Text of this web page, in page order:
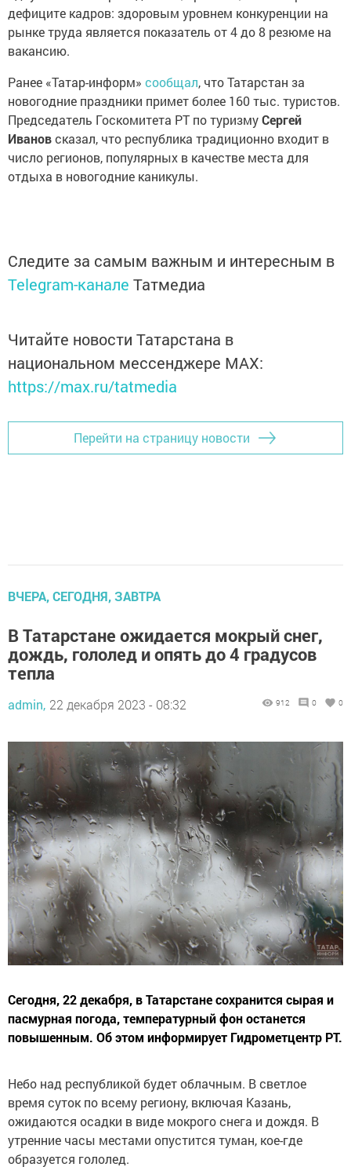
дефиците кадров: здоровым уровнем конкуренции на
рынке труда является показатель от 4 до 8 резюме на
вакансию.
Ранее «Татар-информ» сообщал, что Татарстан за
новогодние праздники примет более 160 тыс. туристов.
Председатель Госкомитета РТ по туризмуСергей
Ивановсказал, что республика традиционно входит в
число регионов, популярных в качестве места для
отдыха в новогодние каникулы.
Следите за самым важным и интересным в
Telegram-канале Татмедиа
Читайте новости Татарстана в
национальном мессенджере MАХ:
https://max.ru/tatmedia
Перейти на страницу новости
ВЧЕРА, СЕГОДНЯ, ЗАВТРА
В Татарстане ожидается мокрый снег,
дождь, гололед и опять до 4 градусов
тепла
admin, 22 декабря 2023 - 08:32 912 0 0
Сегодня, 22 декабря, в Татарстане сохранится сырая и
пасмурная погода, температурный фон останется
повышенным. Об этом информирует Гидрометцентр РТ.
Небо над республикой будет облачным. В светлое
время суток по всему региону, включая Казань,
ожидаются осадки в виде мокрого снега и дождя. В
утренние часы местами опустится туман, кое-где
образуется гололед.